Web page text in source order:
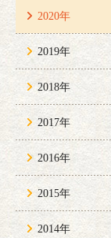
2020年
2019年
2018年
2017年
2016年
2015年
2014年